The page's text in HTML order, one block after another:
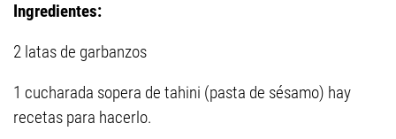
Ingredientes:
2 latas de garbanzos
1 cucharada sopera de tahini (pasta de sésamo) hay
recetas para hacerlo.